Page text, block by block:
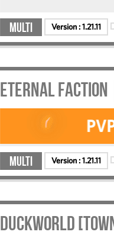
Multi Version :1.21.11
Eternal Faction
Multi Version :1.21.11
DuckWorld